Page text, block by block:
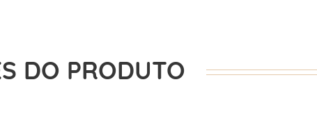
DO PRODUTO